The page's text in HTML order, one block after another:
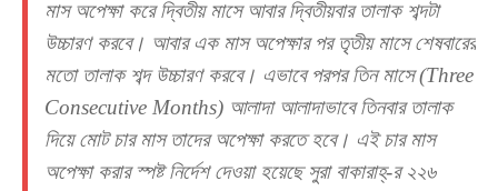
মাস অপেক্ষা করে দ্বিতীয় মাসে আবার দ্বিতীয়বার তালাক শব্দটা
উচ্চারণ করবে। আবার এক মাস অপেক্ষার পর তৃতীয় মাসে শেষবারের
মতো তালাক শব্দ উচ্চারণ করবে। এভাবে পরপর তিন মাসে (Three
Consecutive Months) আলাদা আলাদাভাবে তিনবার তালাক
দিয়ে মোট চার মাস তাদের অপেক্ষা করতে হবে। এই চার মাস
অপেক্ষা করার স্পষ্ট নির্দেশ দেওয়া হয়েছে সুরা বাকারাহ্‌-র ২২৬